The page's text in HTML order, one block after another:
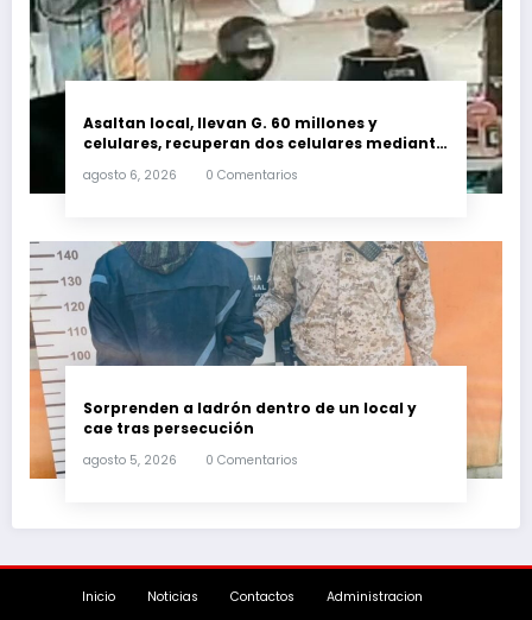
Asaltan local, llevan G. 60 millones y
celulares, recuperan dos celulares mediante
agosto 6, 2026 0 Comentarios
Sorprenden a ladrón dentro de un local y
cae tras persecución
agosto 5, 2026 0 Comentarios
Inicio Noticias Contactos Administracion